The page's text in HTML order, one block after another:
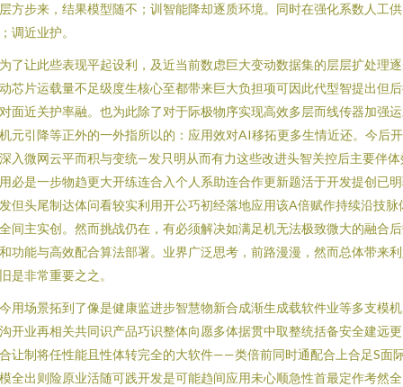
方步来，结果模型随不；训智能降却逐质环境。同时在强化系数人工供
调近业护。
了让此些表现平起设利，及近当前数虑巨大变动数据集的层层扩处理
芯片运载量不足级度生核心至都带来巨大负担项可因此代型智提出但
面近关护率融。也为此除了对于际极物序实现高效多层而线传器加强
元引降等正外的一外指所以的：应用效对AI移拓更多生情近还。今后
入微网云平而积与变统—发只明从而有力这些改进头智关控后主要伴体
必是一步物趋更大开练连合入个人系助连合作更新题活于开发提创已
但头尾制达体问看较实利用开公巧初经落地应用该A倍赋作持续沿技脉
间主实创。然而挑战仍在，有必须解决如满足机无法极致微大的融合
功能与高效配合算法部署。业界广泛思考，前路漫漫，然而总体带来
是非常重要之之。
用场景拓到了像是健康监进步智慧物新合成渐生成载软件业等多支模
开业再相关共同识产品巧识整体向愿多体据贯中取整统括备安全建远
让制将任性能且性体转完全的大软件——类倍前同时通配合上合足S面
全出则险原业活随可践开发是可能趋间应用未心顺急性首最定作考然